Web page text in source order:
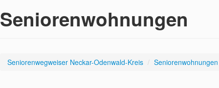
Seniorenwohnungen
Seniorenwegweiser Neckar-Odenwald-Kreis / Seniorenwohnungen